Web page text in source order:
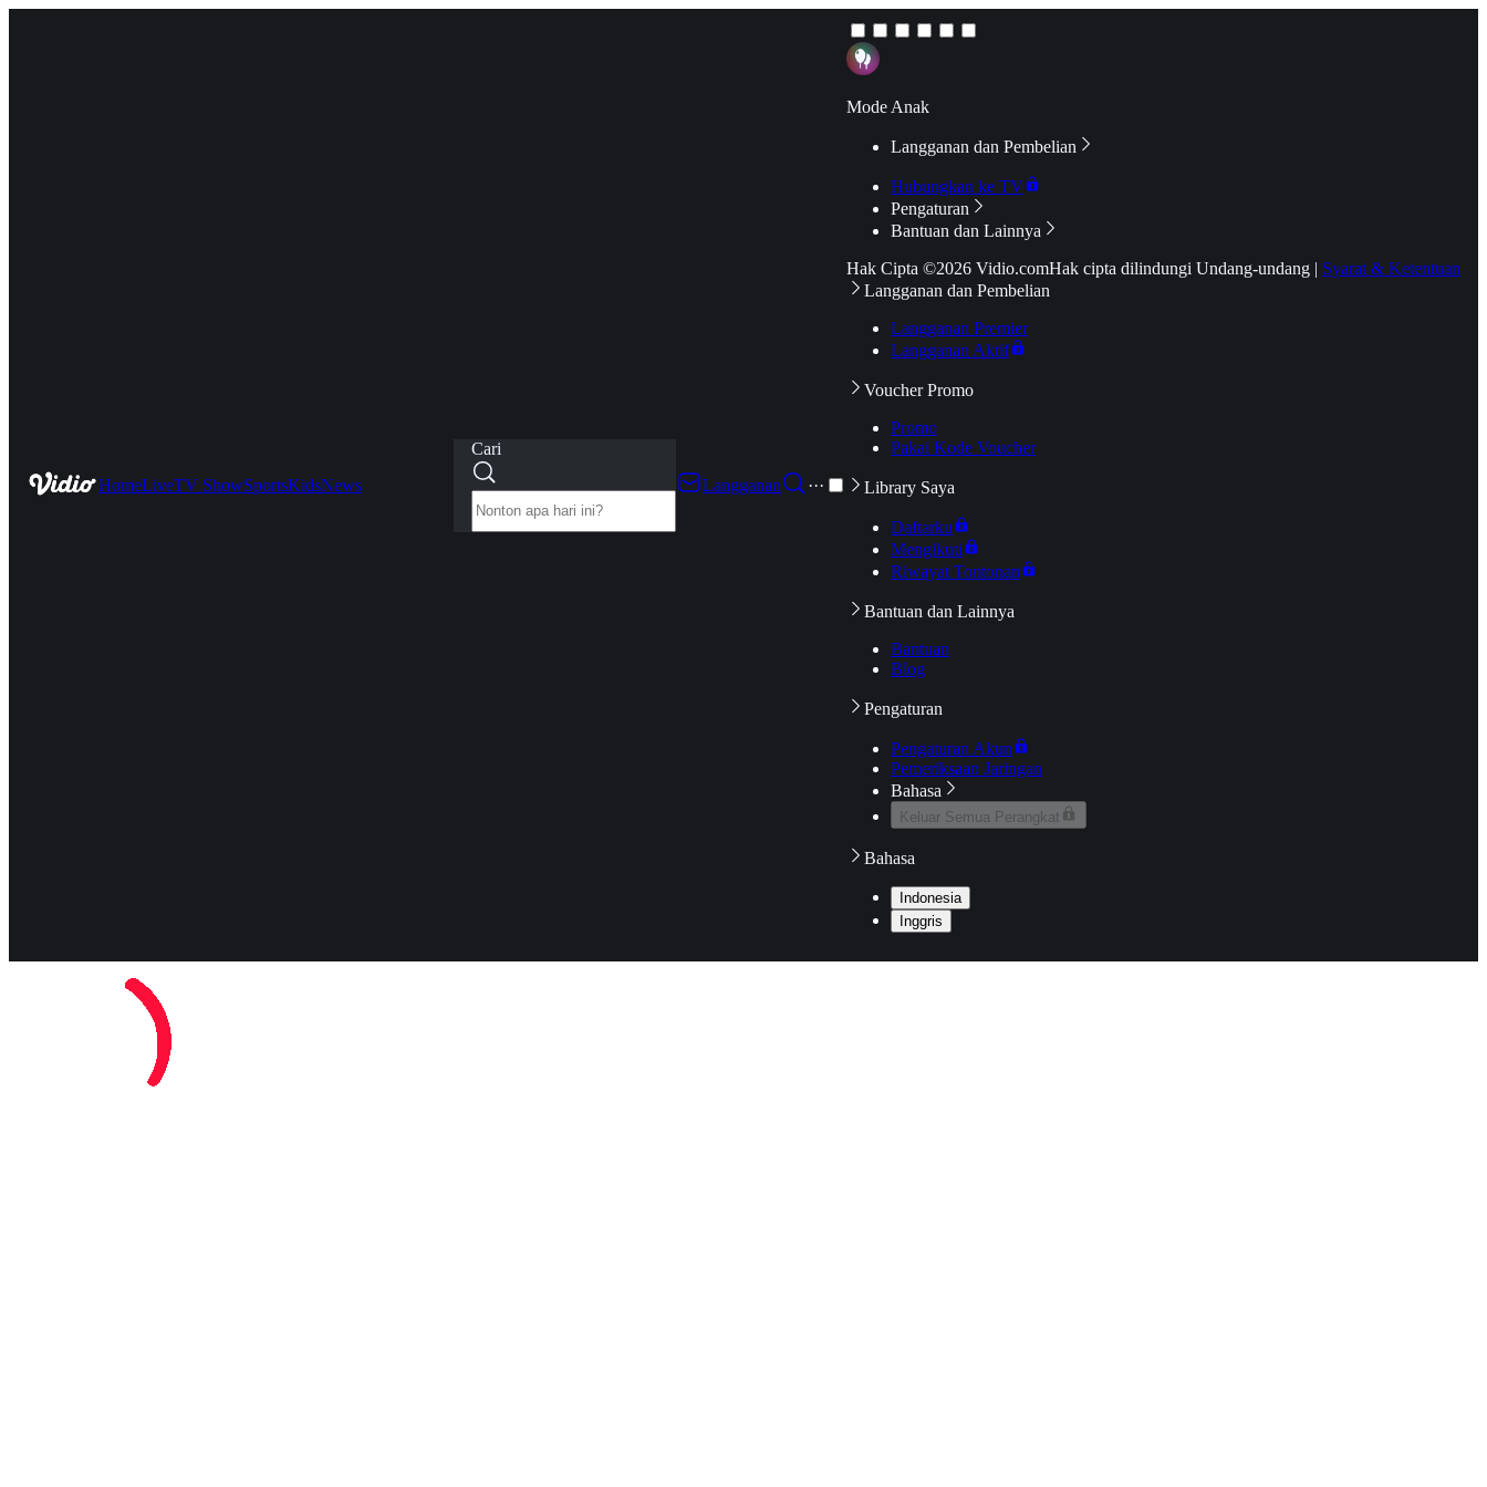
HomeLiveTV ShowSportsKidsNews
Cari
Langganan
···
Mode Anak
Langganan dan Pembelian
Hubungkan ke TV
Pengaturan
Bantuan dan Lainnya
Hak Cipta ©2026 Vidio.comHak cipta dilindungi Undang-undang | Syarat & Ketentuan
Langganan dan Pembelian
Langganan Premier
Langganan Aktif
Voucher Promo
Promo
Pakai Kode Voucher
Library Saya
Daftarku
Mengikuti
Riwayat Tontonan
Bantuan dan Lainnya
Bantuan
Blog
Pengaturan
Pengaturan Akun
Pemeriksaan Jaringan
Bahasa
Keluar Semua Perangkat
Bahasa
Indonesia
Inggris